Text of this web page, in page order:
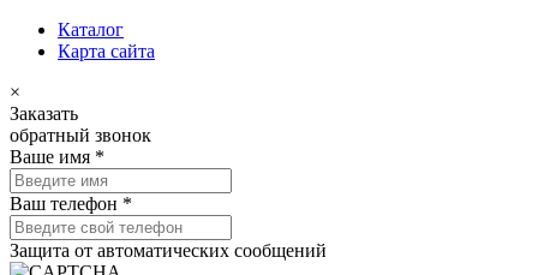
Каталог
Карта сайта
×
Заказать
обратный звонок
Ваше имя *
Ваш телефон *
Защита от автоматических сообщений